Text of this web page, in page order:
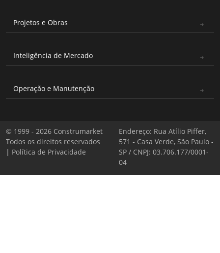
Projetos e Obras
Inteligência de Mercado
Operação e Manutenção
© 1999 - 2026 Construmarket
Todos os direitos reservados
| Política de Privacidade
Endereço: Rua Atílio Piffer,
571 - Casa Verde, São Paulo -
SP / CNPJ: 03.706.177/0001-
04